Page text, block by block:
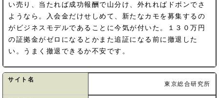
い売り、当たれば成功報酬で山分け、外れればドボンでさ
ようなら。入会金だけせしめて、新たなカモを募集するの
がビジネスモデルであることに今気が付いた。１３０万円
の証拠金がゼロになるとかまた追証になる前に撤退した
い。うまく撤退できるか不安です。
サイト名
東京総合研究所